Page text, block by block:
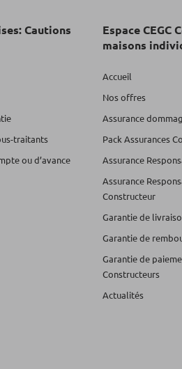
Cautions
traitants
ou d’avance
Espace CEGC
maisons
Accueil
Nos offres
Assurance
Pack Assurances
Assurance
Assurance
Constructeur
Garantie de
Garantie de
Garantie de
Constructeurs
Actualités